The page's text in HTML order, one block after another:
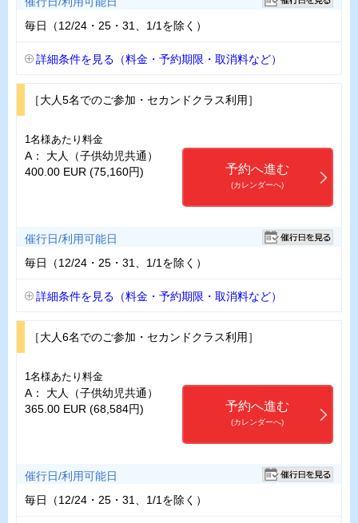
毎日（12/24・25・31、1/1を除く）
詳細条件を見る（料金・予約期限・取消料など）
［大人5名でのご参加・セカンドクラス利用］
1名様あたり料金
A： 大人（子供幼児共通）
400.00 EUR (75,160円)
予約へ進む
(カレンダーへ)
催行日/利用可能日
毎日（12/24・25・31、1/1を除く）
詳細条件を見る（料金・予約期限・取消料など）
［大人6名でのご参加・セカンドクラス利用］
1名様あたり料金
A： 大人（子供幼児共通）
365.00 EUR (68,584円)
予約へ進む
(カレンダーへ)
催行日/利用可能日
毎日（12/24・25・31、1/1を除く）